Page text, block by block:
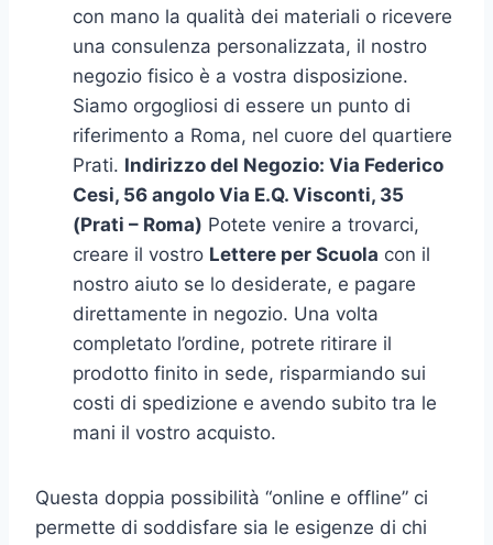
con mano la qualità dei materiali o ricevere
una consulenza personalizzata, il nostro
negozio fisico è a vostra disposizione.
Siamo orgogliosi di essere un punto di
riferimento a Roma, nel cuore del quartiere
Prati. Indirizzo del Negozio: Via Federico
Cesi, 56 angolo Via E.Q. Visconti, 35
(Prati – Roma) Potete venire a trovarci,
creare il vostro Lettere per Scuola con il
nostro aiuto se lo desiderate, e pagare
direttamente in negozio. Una volta
completato l’ordine, potrete ritirare il
prodotto finito in sede, risparmiando sui
costi di spedizione e avendo subito tra le
mani il vostro acquisto.
Questa doppia possibilità “online e offline” ci
permette di soddisfare sia le esigenze di chi